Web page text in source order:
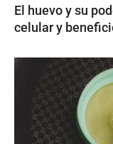
El huevo y su
celular y